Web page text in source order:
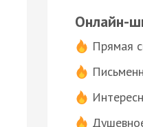
Онлайн-
Прямая